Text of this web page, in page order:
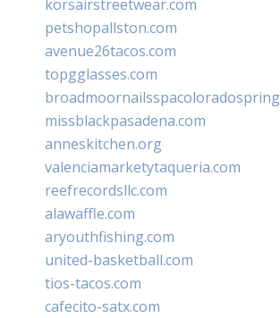
korsairstreetwear.com
petshopallston.com
avenue26tacos.com
topgglasses.com
missblackpasadena.com
anneskitchen.org
valenciamarketytaqueria.com
reefrecordsllc.com
alawaffle.com
aryouthfishing.com
united-basketball.com
tios-tacos.com
cafecito-satx.com